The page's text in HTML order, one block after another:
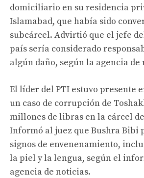
domiciliario en su residencia
Islamabad, que había sido
subcárcel. Advirtió que el jefe
país sería considerado
algún daño, según la agencia de
El líder del PTI estuvo presente
un caso de corrupción de
millones de libras en la cárcel
Informó al juez que Bushra Bibi
signos de envenenamiento,
la piel y la lengua, según el
agencia de noticias.